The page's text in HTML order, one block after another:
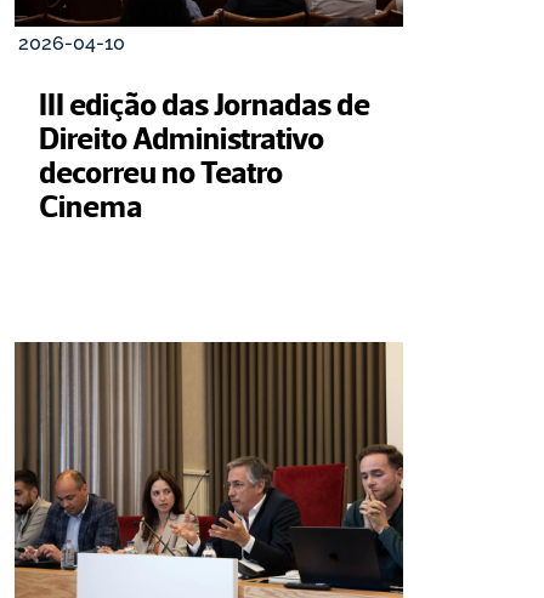
2026-04-10
III edição das Jornadas de
Direito Administrativo
decorreu no Teatro
Cinema